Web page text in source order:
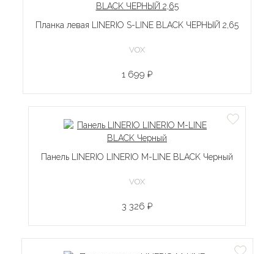
Планка левая LINERIO S-LINE BLACK ЧЕРНЫЙ 2,65
VOX
1 699 ₽
Панель LINERIO LINERIO M-LINE BLACK Черный
VOX
3 326 ₽